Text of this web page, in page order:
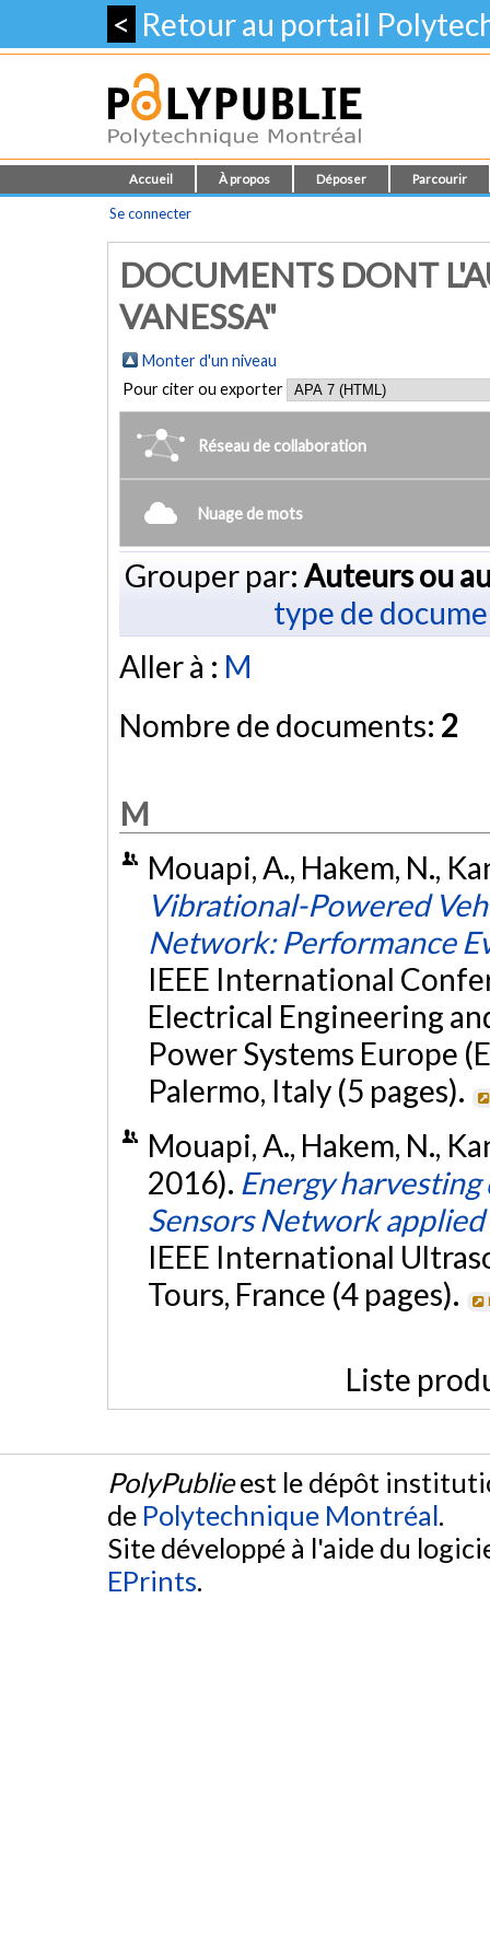
< Retour au portail
Accueil À propos Déposer Parcourir
Se connecter
DOCUMENTS DONT
VANESSA"
Monter d'un niveau
Pour citer ou exporter
Réseau de collaboration
Nuage de mots
Grouper par: Auteurs ou
type de
Aller à : M
Nombre de documents: 2
M
Mouapi, A., Hakem, N.,
Vibrational-Powered
Network: Performance
IEEE International
Electrical Engineering
Power Systems Europe
Palermo, Italy (5 pages).
Mouapi, A., Hakem, N.,
2016). Energy
Sensors Network
IEEE International
Tours, France (4 pages).
Liste
PolyPublieest le dépôt
de Polytechnique Montréal.
Site développé à l'aide du
EPrints.